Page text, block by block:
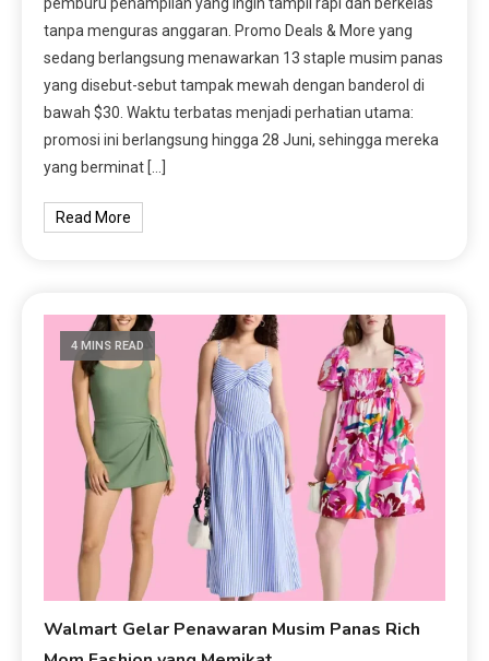
tanpa menguras anggaran. Promo Deals & More yang
sedang berlangsung menawarkan 13 staple musim panas
yang disebut-sebut tampak mewah dengan banderol di
bawah $30. Waktu terbatas menjadi perhatian utama:
promosi ini berlangsung hingga 28 Juni, sehingga mereka
yang berminat […]
Read More
4 MINS READ
Walmart Gelar Penawaran Musim Panas Rich